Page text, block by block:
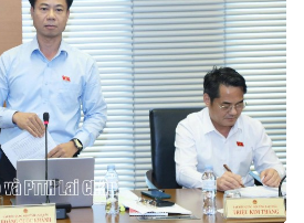
cán bộ y tế, hướng tới mục tiêu
tiếp cận dịch vụ y tế công
văn.